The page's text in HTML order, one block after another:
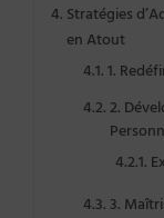
Stratégies
en Atout
1.
2.
3.